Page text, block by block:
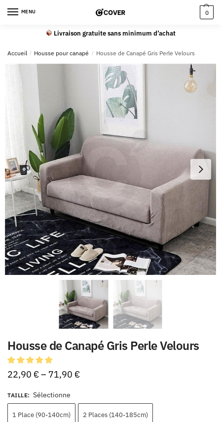
MENU 0
Livraison gratuite sans minimum d’achat
Accueil / Housse pour canapé / Housse de Canapé Gris Perle Velours
Housse de Canapé Gris Perle Velours
22,90 €– 71,90 €
TAILLE: Sélectionne
1 Place (90-140cm) 2 Places (140-185cm)